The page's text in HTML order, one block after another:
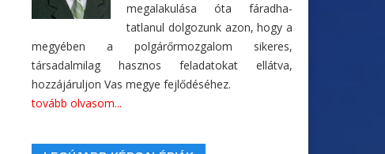
megalakulása óta fáradha-
tatlanul dolgozunk azon, hogy a
megyében a polgárőrmozgalom sikeres,
társadalmilag hasznos feladatokat ellátva,
hozzájáruljon Vas megye fejlődéséhez.
tovább olvasom...